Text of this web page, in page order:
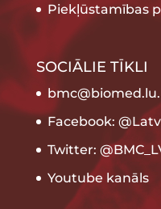
Piekļūstamības
SOCIĀLIE TĪKLI
Facebook:
Twitter:
Youtube kanāls